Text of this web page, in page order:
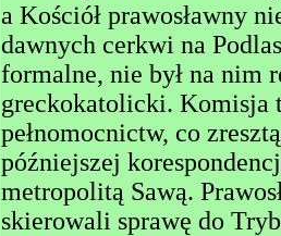
a Kościół prawosławny
dawnych cerkwi na
formalne, nie był na nim
greckokatolicki. Komisja
pełnomocnictw, co
późniejszej
metropolitą Sawą.
skierowali sprawę do